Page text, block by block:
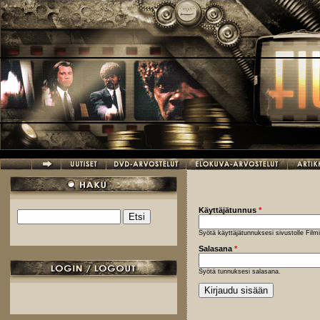
Hyppää pääsisältöön
Hakulomake
Käyttäjätunnus *
Syötä käyttäjätunnuksesi sivustolle
Salasana *
Syötä tunnuksesi salasana.